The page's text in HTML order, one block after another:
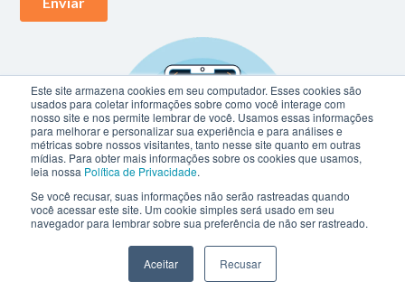
Este site armazena cookies em seu computador. Esses cookies são
usados para coletar informações sobre como você interage com
nosso site e nos permite lembrar de você. Usamos essas informações
para melhorar e personalizar sua experiência e para análises e
métricas sobre nossos visitantes, tanto nesse site quanto em outras
mídias. Para obter mais informações sobre os cookies que usamos,
leia nossa Política de Privacidade.
Se você recusar, suas informações não serão rastreadas quando
você acessar este site. Um cookie simples será usado em seu
navegador para lembrar sobre sua preferência de não ser rastreado.
Aceitar Recusar